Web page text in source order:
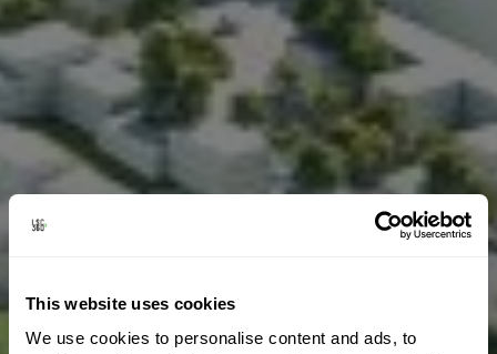
This website uses cookies
We use cookies to personalise content and ads, to